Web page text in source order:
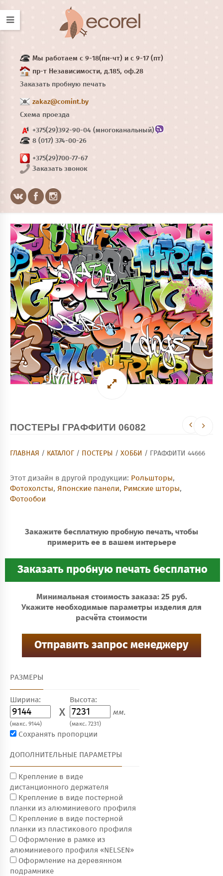
Мы работаем с 9-18(пн-чт) и с 9-17 (пт)
пр-т Независимости, д.185, оф.28
Заказать пробную печать
zakaz@comint.by
Схема проезда
+375(29)392-90-04 (многоканальный)
8 (017) 374-00-26
+375(29)700-77-67
Заказать звонок
ПОСТЕРЫ ГРАФФИТИ 06082
ГЛАВНАЯ / КАТАЛОГ / ПОСТЕРЫ / ХОББИ / ГРАФФИТИ 44666
Этот дизайн в другой продукции: Рольшторы,
Фотохолсты, Японские панели, Римские шторы,
Фотообои
Закажите бесплатную пробную печать, чтобы
примерить ее в вашем интерьере
Минимальная стоимость заказа: 25 руб.
Укажите необходимые параметры изделия для
расчёта стоимости
РАЗМЕРЫ
Ширина:
X
(макс. 9144)
Высота:
мм.
(макс. 7231)
Сохранять пропорции
ДОПОЛНИТЕЛЬНЫЕ ПАРАМЕТРЫ
Крепление в виде
дистанционного держателя
Крепление в виде постерной
планки из алюминиевого профиля
Крепление в виде постерной
планки из пластикового профиля
Оформление в рамке из
алюминиевого профиля «NELSEN»
Оформление на деревянном
подрамнике